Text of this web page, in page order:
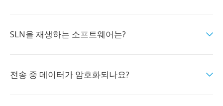
SLN을 재생하는 소프트웨어는?
전송 중 데이터가 암호화되나요?